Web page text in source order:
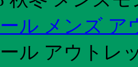
ル メンズ ア
ル アウトレ